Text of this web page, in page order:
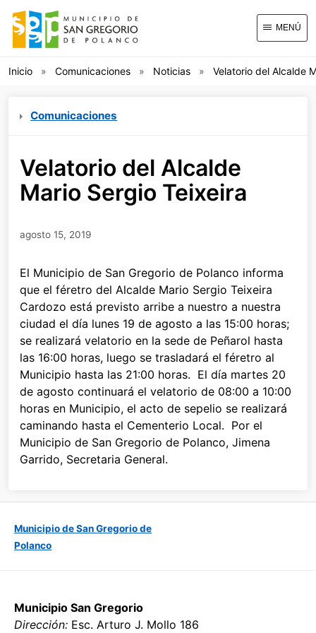
MENÚ
Inicio Comunicaciones Noticias Velatorio del Alcalde
Comunicaciones
Velatorio del Alcalde
Mario Sergio Teixeira
agosto 15, 2019
El Municipio de San Gregorio de Polanco informa
que el féretro del Alcalde Mario Sergio Teixeira
Cardozo está previsto arribe a nuestro a nuestra
ciudad el día lunes 19 de agosto a las 15:00 horas;
se realizará velatorio en la sede de Peñarol hasta
las 16:00 horas, luego se trasladará el féretro al
Municipio hasta las 21:00 horas. El día martes 20
de agosto continuará el velatorio de 08:00 a 10:00
horas en Municipio, el acto de sepelio se realizará
caminando hasta el Cementerio Local. Por el
Municipio de San Gregorio de Polanco, Jimena
Garrido, Secretaria General.
Municipio de San Gregorio de
Polanco
Municipio San Gregorio
Dirección: Esc. Arturo J. Mollo 186